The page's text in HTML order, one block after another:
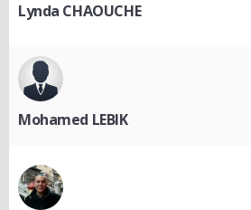
Lynda CHAOUCHE
Mohamed LEBIK